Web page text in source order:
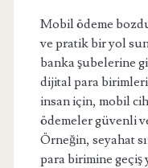
Mobil ödeme
ve pratik bir yol
banka şubelerine
dijital para
insan için, mobil
ödemeler güvenli
Örneğin, seyahat
para birimine geçiş